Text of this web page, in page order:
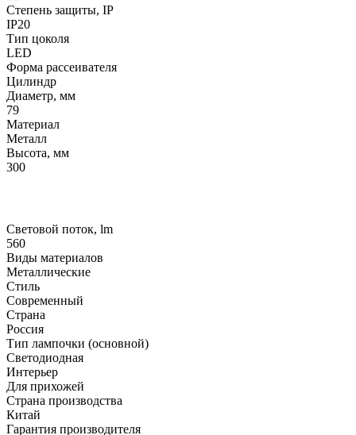
Степень защиты, IP
IP20
Тип цоколя
LED
Форма рассеивателя
Цилиндр
Диаметр, мм
79
Материал
Металл
Высота, мм
300
Световой поток, lm
560
Виды материалов
Металлические
Стиль
Современный
Страна
Россия
Тип лампочки (основной)
Светодиодная
Интерьер
Для прихожей
Страна производства
Китай
Гарантия производителя